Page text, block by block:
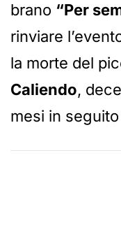
brano “Per
rinviare
la morte del
Caliendo,
mesi in